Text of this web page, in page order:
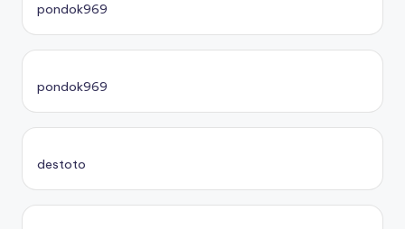
pondok969
pondok969
destoto